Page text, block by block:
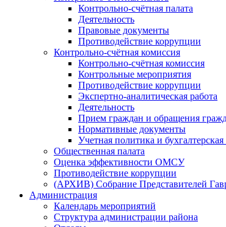
Контрольно-счётная палата
Деятельность
Правовые документы
Противодействие коррупции
Контрольно-счётная комиссия
Контрольно-счётная комиссия
Контрольные мероприятия
Противодействие коррупции
Экспертно-аналитическая работа
Деятельность
Прием граждан и обращения
Нормативные документы
Учетная политика и бухгалтерская
Общественная палата
Оценка эффективности ОМСУ
Противодействие коррупции
(АРХИВ) Собрание Представителей
Администрация
Календарь мероприятий
Структура администрации района